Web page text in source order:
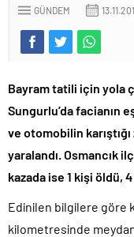
GÜNDEM
Bayram tatili için yola
Sungurlu’da facianın
ve otomobilin
yaralandı. Osmancık
kazada ise 1 kişi öldü, 4
Edinilen bilgilere göre
kilometresinde